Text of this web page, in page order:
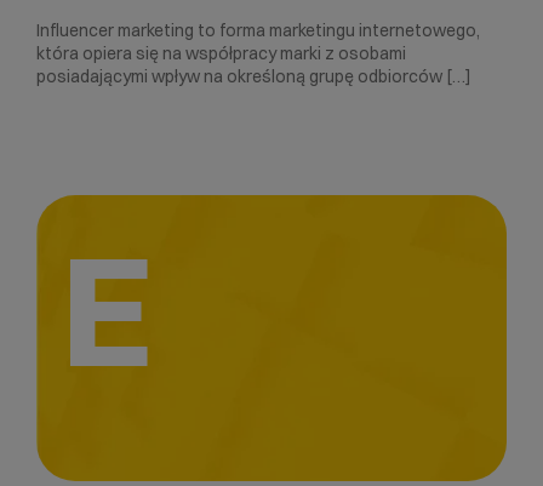
Influencer marketing to forma marketingu internetowego,
która opiera się na współpracy marki z osobami
posiadającymi wpływ na określoną grupę odbiorców […]
E